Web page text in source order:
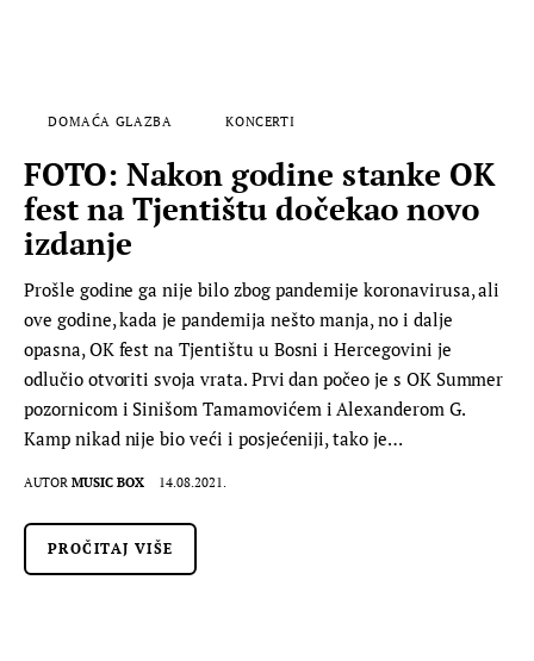
DOMAĆA GLAZBA KONCERTI
FOTO: Nakon godine stanke OK
fest na Tjentištu dočekao novo
izdanje
Prošle godine ga nije bilo zbog pandemije koronavirusa, ali
ove godine, kada je pandemija nešto manja, no i dalje
opasna, OK fest na Tjentištu u Bosni i Hercegovini je
odlučio otvoriti svoja vrata. Prvi dan počeo je s OK Summer
pozornicom i Sinišom Tamamovićem i Alexanderom G.
Kamp nikad nije bio veći i posjećeniji, tako je…
AUTOR MUSIC BOX 14.08.2021.
PROČITAJ VIŠE